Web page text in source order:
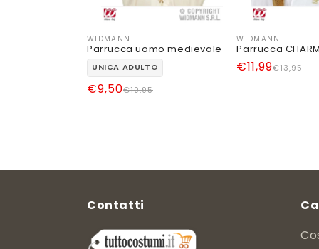
Produttore:
WIDMANN
Parrucca uomo medievale
UNICA ADULTO
Prezzo€10,95
Prezzo
€9,50
Produttore:
WIDMANN
Parrucca
Prezzo€13,95
Prezzo
€11,99
Contatti